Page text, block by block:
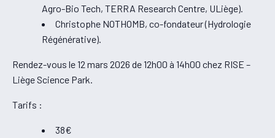
Agro-Bio Tech, TERRA Research Centre, ULiège).
Christophe NOTHOMB, co-fondateur (Hydrologie
Régénérative).
Rendez-vous le 12 mars 2026 de 12h00 à 14h00 chez RISE –
Liège Science Park.
Tarifs :
38€